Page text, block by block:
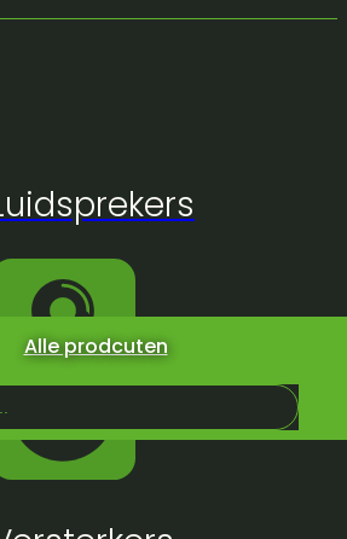
Alle prodcuten
Meubilair/Tafels